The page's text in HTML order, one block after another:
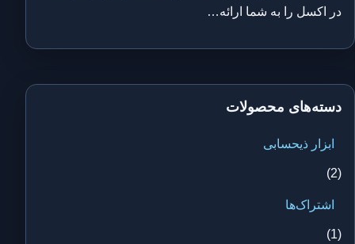
در اکسل را به شما ارائه…
دسته‌های محصولات
ابزار ذیحسابی
(2)
اشتراک‌ها
(1)